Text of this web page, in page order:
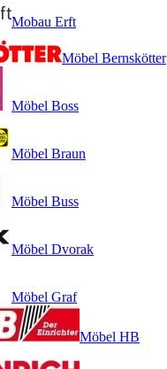
Mobau Erft
Möbel Bernskötter
Möbel Boss
Möbel Braun
Möbel Buss
Möbel Dvorak
Möbel Graf
Möbel HB